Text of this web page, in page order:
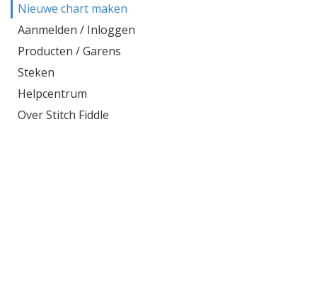
Nieuwe chart maken
Aanmelden / Inloggen
Producten / Garens
Steken
Helpcentrum
Over Stitch Fiddle